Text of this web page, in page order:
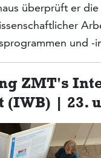
überprüft er
und -
ZMT's
| 23.